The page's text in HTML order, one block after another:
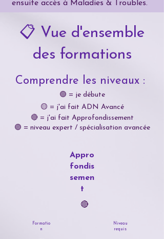
ensuite accès à Maladies & Troubles.
📋 Vue d'ensemble
des formations
Comprendre les niveaux :
🟢 = je débute
🟡 = j'ai fait ADN Avancé
🔴 = j'ai fait Approfondissement
🟣 = niveau expert / spécialisation avancée
Appro
fondis
semen
t
🔴
Formatio
n
Niveau
requis